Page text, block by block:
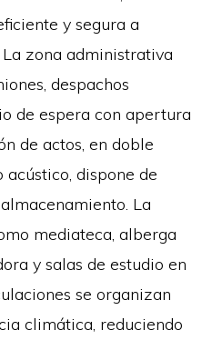
y segura a
zona administrativa
despachos
de espera con apertura
de actos, en doble
dispone de
La
mediateca, alberga
y salas de estudio en
se organizan
climática, reduciendo